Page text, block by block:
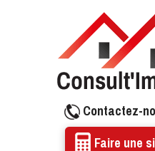
Contactez-
Faire une